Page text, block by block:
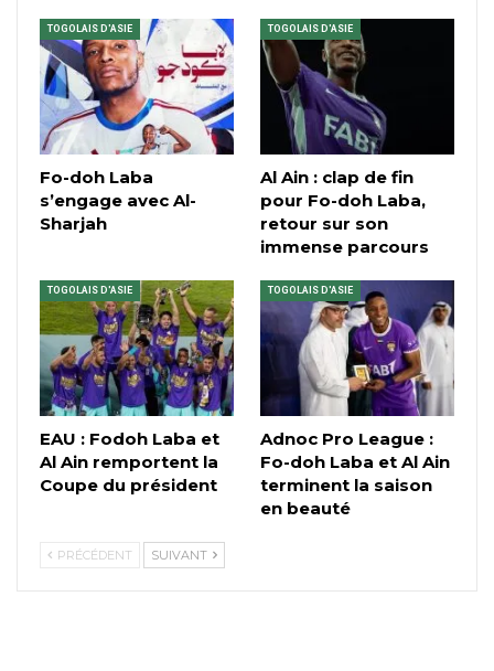
TOGOLAIS D'ASIE
Fo-doh Laba
s’engage avec Al-
Sharjah
TOGOLAIS D'ASIE
Al Ain : clap de fin
pour Fo-doh Laba,
retour sur son
immense parcours
TOGOLAIS D'ASIE
EAU : Fodoh Laba et
Al Ain remportent la
Coupe du président
TOGOLAIS D'ASIE
Adnoc Pro League :
Fo-doh Laba et Al Ain
terminent la saison
en beauté
PRÉCÉDENT SUIVANT